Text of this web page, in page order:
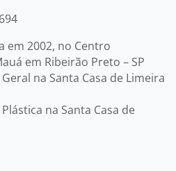
em 2002, no Centro
em Ribeirão Preto – SP
na Santa Casa de Limeira
na Santa Casa de